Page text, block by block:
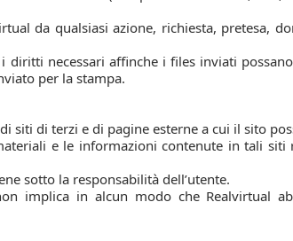
da qualsiasi azione, richiesta, pretesa,
diritti necessari affinche i files inviati
per la stampa.
siti di terzi e di pagine esterne a cui il sito
e le informazioni contenute in tali
sotto la responsabilità dell’utente.
implica in alcun modo che Realvirtual